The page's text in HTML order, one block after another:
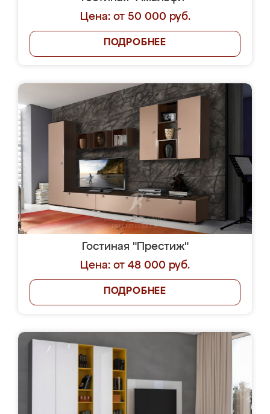
Цена: от 50 000 руб.
ПОДРОБНЕЕ
Гостиная "Престиж"
Цена: от 48 000 руб.
ПОДРОБНЕЕ